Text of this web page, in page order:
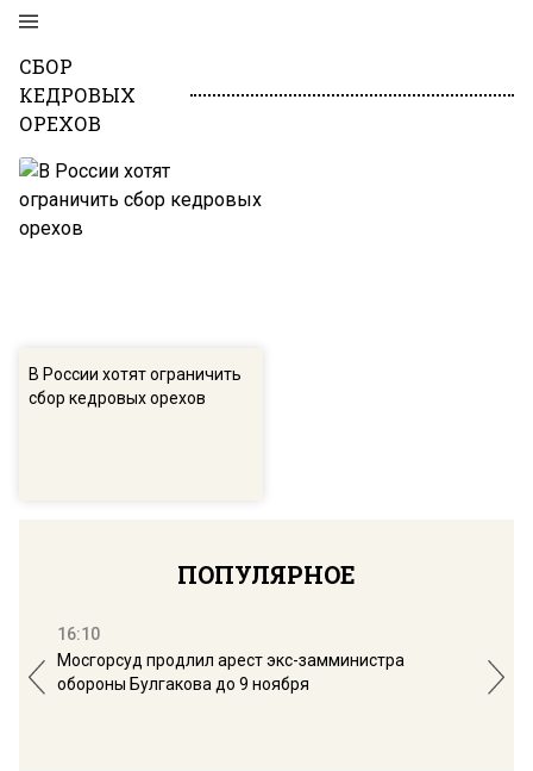
СБОР
КЕДРОВЫХ
ОРЕХОВ
В России хотят ограничить
сбор кедровых орехов
ПОПУЛЯРНОЕ
16:10
Мосгорсуд продлил арест экс-замминистра
обороны Булгакова до 9 ноября